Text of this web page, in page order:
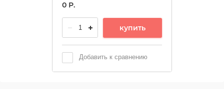
0 Р.
купить
Добавить к сравнению